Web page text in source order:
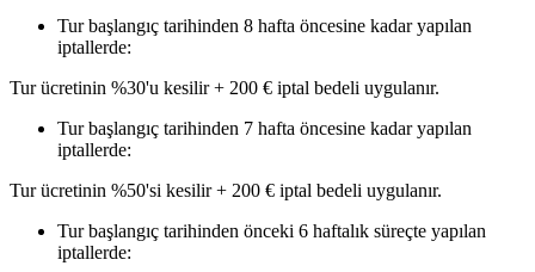
Tur başlangıç tarihinden 8 hafta öncesine kadar yapılan
iptallerde:
Tur ücretinin %30'u kesilir + 200 € iptal bedeli uygulanır.
Tur başlangıç tarihinden 7 hafta öncesine kadar yapılan
iptallerde:
Tur ücretinin %50'si kesilir + 200 € iptal bedeli uygulanır.
Tur başlangıç tarihinden önceki 6 haftalık süreçte yapılan
iptallerde: